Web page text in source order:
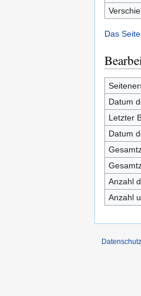
Das
Datum
Letzter
Datum
Anzahl
Anzahl
Datenschutz